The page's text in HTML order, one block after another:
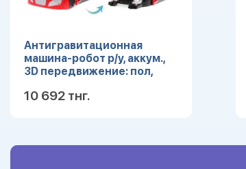
Антигравитационная
машина-робот р/у, аккум.,
3D передвижение: пол,
10 692 тнг.